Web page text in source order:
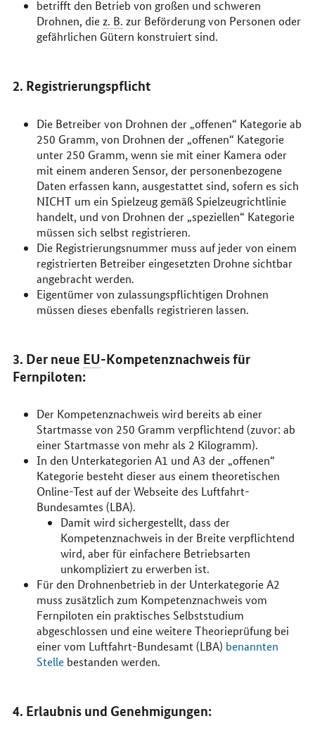
betrifft den Betrieb von großen und schweren
Drohnen, die z. B. zur Beförderung von Personen oder
gefährlichen Gütern konstruiert sind.
2. Registrierungspflicht
Die Betreiber von Drohnen der „offenen“ Kategorie ab
250 Gramm, von Drohnen der „offenen“ Kategorie
unter 250 Gramm, wenn sie mit einer Kamera oder
mit einem anderen Sensor, der personenbezogene
Daten erfassen kann, ausgestattet sind, sofern es sich
NICHT um ein Spielzeug gemäß Spielzeugrichtlinie
handelt, und von Drohnen der „speziellen“ Kategorie
müssen sich selbst registrieren.
Die Registrierungsnummer muss auf jeder von einem
registrierten Betreiber eingesetzten Drohne sichtbar
angebracht werden.
Eigentümer von zulassungspflichtigen Drohnen
müssen dieses ebenfalls registrieren lassen.
3. Der neue EU-Kompetenznachweis für
Fernpiloten:
Der Kompetenznachweis wird bereits ab einer
Startmasse von 250 Gramm verpflichtend (zuvor: ab
einer Startmasse von mehr als 2 Kilogramm).
In den Unterkategorien A1 und A3 der „offenen“
Kategorie besteht dieser aus einem theoretischen
Online-Test auf der Webseite des Luftfahrt-
Bundesamtes (LBA).
Damit wird sichergestellt, dass der
Kompetenznachweis in der Breite verpflichtend
wird, aber für einfachere Betriebsarten
unkompliziert zu erwerben ist.
Für den Drohnenbetrieb in der Unterkategorie A2
muss zusätzlich zum Kompetenznachweis vom
Fernpiloten ein praktisches Selbststudium
abgeschlossen und eine weitere Theorieprüfung bei
einer vom Luftfahrt-Bundesamt (LBA) benannten
Stellebestanden werden.
4. Erlaubnis und Genehmigungen: